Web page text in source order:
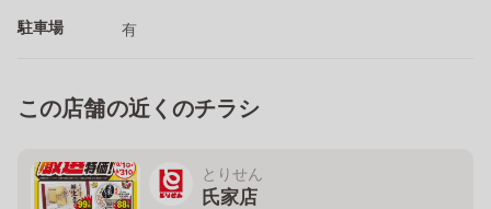
駐車場 有
この店舗の近くのチラシ
とりせん
氏家店